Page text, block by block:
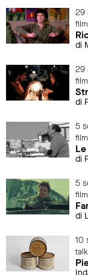
29
di
29
di
5
di
5
di
10
talk